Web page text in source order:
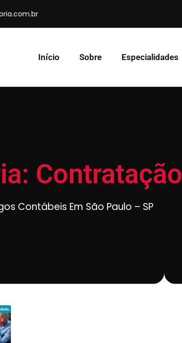
Início Sobre Especialidades
Contratação
Contábeis Em São Paulo – SP